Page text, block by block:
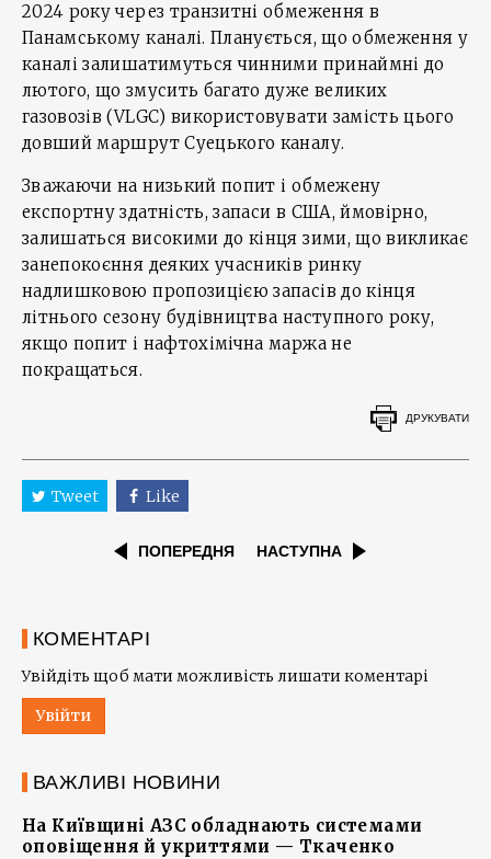
2024 року через транзитні обмеження в
Панамському каналі. Планується, що обмеження у
каналі залишатимуться чинними принаймні до
лютого, що змусить багато дуже великих
газовозів (VLGC) використовувати замість цього
довший маршрут Суецького каналу.
Зважаючи на низький попит і обмежену
експортну здатність, запаси в США, ймовірно,
залишаться високими до кінця зими, що викликає
занепокоєння деяких учасників ринку
надлишковою пропозицією запасів до кінця
літнього сезону будівництва наступного року,
якщо попит і нафтохімічна маржа не
покращаться.
ДРУКУВАТИ
Tweet Like
ПОПЕРЕДНЯ НАСТУПНА
КОМЕНТАРІ
Увійдіть щоб мати можливість лишати коментарі
Увійти
ВАЖЛИВІ НОВИНИ
На Київщині АЗС обладнають системами
оповіщення й укриттями — Ткаченко